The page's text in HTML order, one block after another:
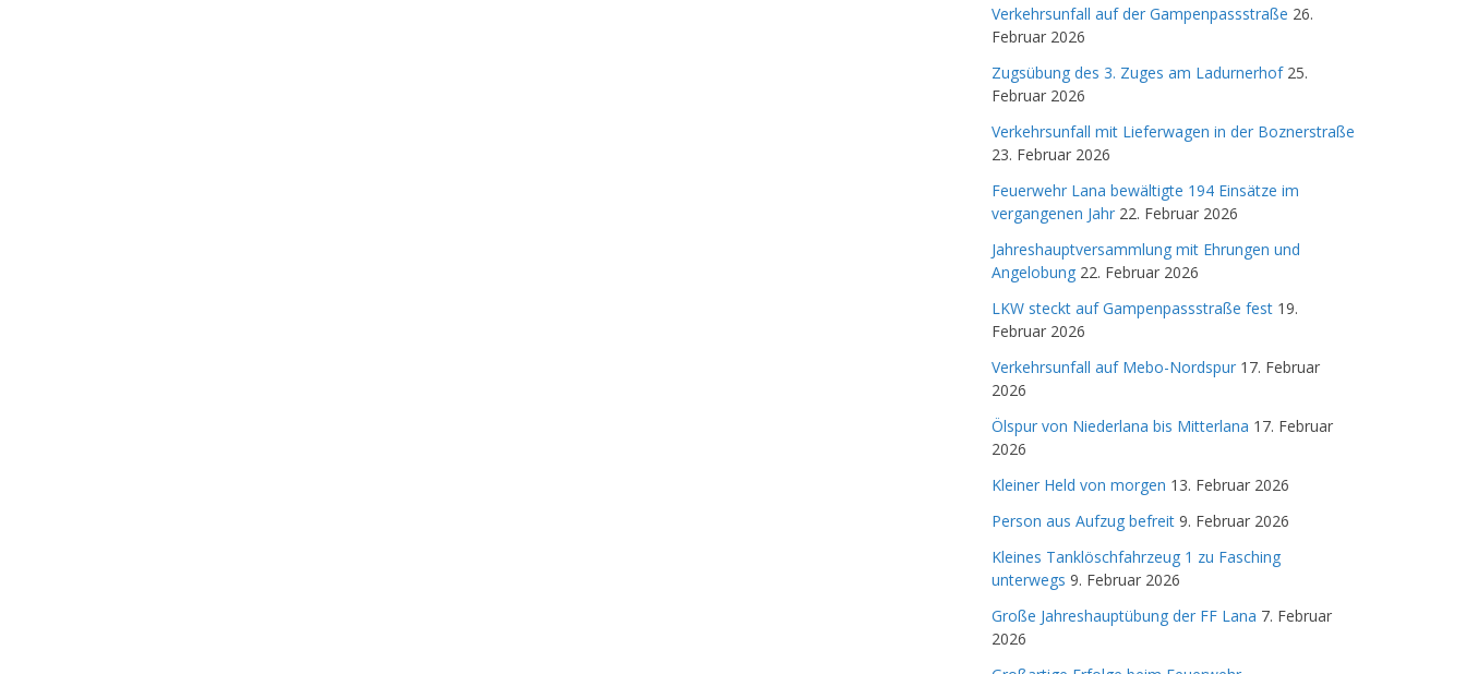
Verkehrsunfall auf der Gampenpassstraße 26.
Februar 2026
Zugsübung des 3. Zuges am Ladurnerhof 25.
Februar 2026
Verkehrsunfall mit Lieferwagen in der Boznerstraße
23. Februar 2026
Feuerwehr Lana bewältigte 194 Einsätze im
vergangenen Jahr 22. Februar 2026
Jahreshauptversammlung mit Ehrungen und
Angelobung 22. Februar 2026
LKW steckt auf Gampenpassstraße fest 19.
Februar 2026
Verkehrsunfall auf Mebo-Nordspur 17. Februar
2026
Ölspur von Niederlana bis Mitterlana 17. Februar
2026
Kleiner Held von morgen 13. Februar 2026
Person aus Aufzug befreit 9. Februar 2026
Kleines Tanklöschfahrzeug 1 zu Fasching
unterwegs 9. Februar 2026
Große Jahreshauptübung der FF Lana 7. Februar
2026